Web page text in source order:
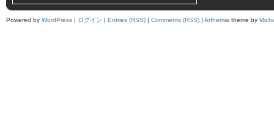
Powered by WordPress | ログイン | Entries (RSS) | Comments (RSS) | Arthemia theme by